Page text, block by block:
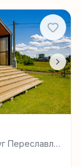
Переславль-
Залесский